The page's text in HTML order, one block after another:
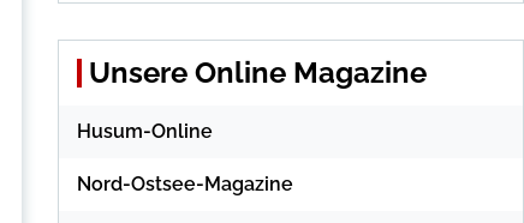
Unsere Online Magazine
Husum-Online
Nord-Ostsee-Magazine